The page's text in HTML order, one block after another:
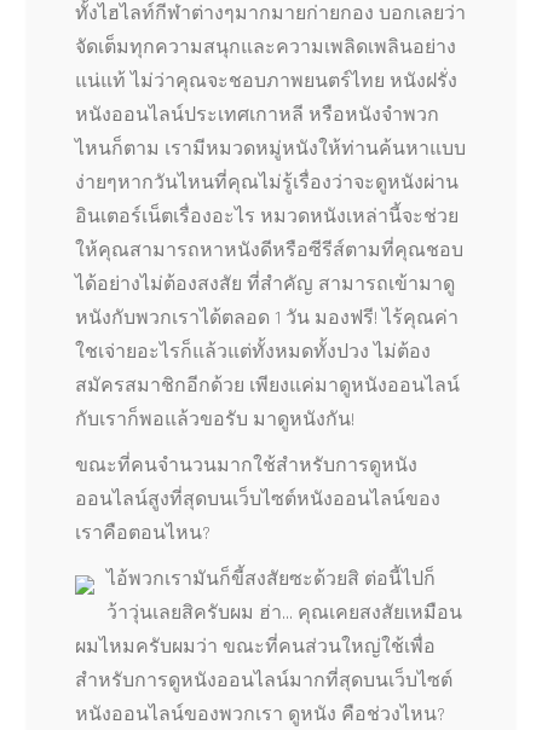
ทั้งไฮไลท์กีฬาต่างๆมากมายก่ายกอง บอกเลยว่า
จัดเต็มทุกความสนุกและความเพลิดเพลินอย่าง
แน่แท้ ไม่ว่าคุณจะชอบภาพยนตร์ไทย หนังฝรั่ง
หนังออนไลน์ประเทศเกาหลี หรือหนังจำพวก
ไหนก็ตาม เรามีหมวดหมู่หนังให้ท่านค้นหาแบบ
ง่ายๆหากวันไหนที่คุณไม่รู้เรื่องว่าจะดูหนังผ่าน
อินเตอร์เน็ตเรื่องอะไร หมวดหนังเหล่านี้จะช่วย
ให้คุณสามารถหาหนังดีหรือซีรีส์ตามที่คุณชอบ
ได้อย่างไม่ต้องสงสัย ที่สำคัญ สามารถเข้ามาดู
หนังกับพวกเราได้ตลอด 1 วัน มองฟรี! ไร้คุณค่า
ใชเจ่ายอะไรก็แล้วแต่ทั้งหมดทั้งปวง ไม่ต้อง
สมัครสมาชิกอีกด้วย เพียงแค่มาดูหนังออนไลน์
กับเราก็พอแล้วขอรับ มาดูหนังกัน!
ขณะที่คนจำนวนมากใช้สำหรับการดูหนัง
ออนไลน์สูงที่สุดบนเว็บไซต์หนังออนไลน์ของ
เราคือตอนไหน?
ไอ้พวกเรามันก็ขี้สงสัยซะด้วยสิ ต่อนี้ไปก็
ว้าวุ่นเลยสิครับผม ฮ่า… คุณเคยสงสัยเหมือน
ผมไหมครับผมว่า ขณะที่คนส่วนใหญ่ใช้เพื่อ
สำหรับการดูหนังออนไลน์มากที่สุดบนเว็บไซต์
หนังออนไลน์ของพวกเรา ดูหนัง คือช่วงไหน?